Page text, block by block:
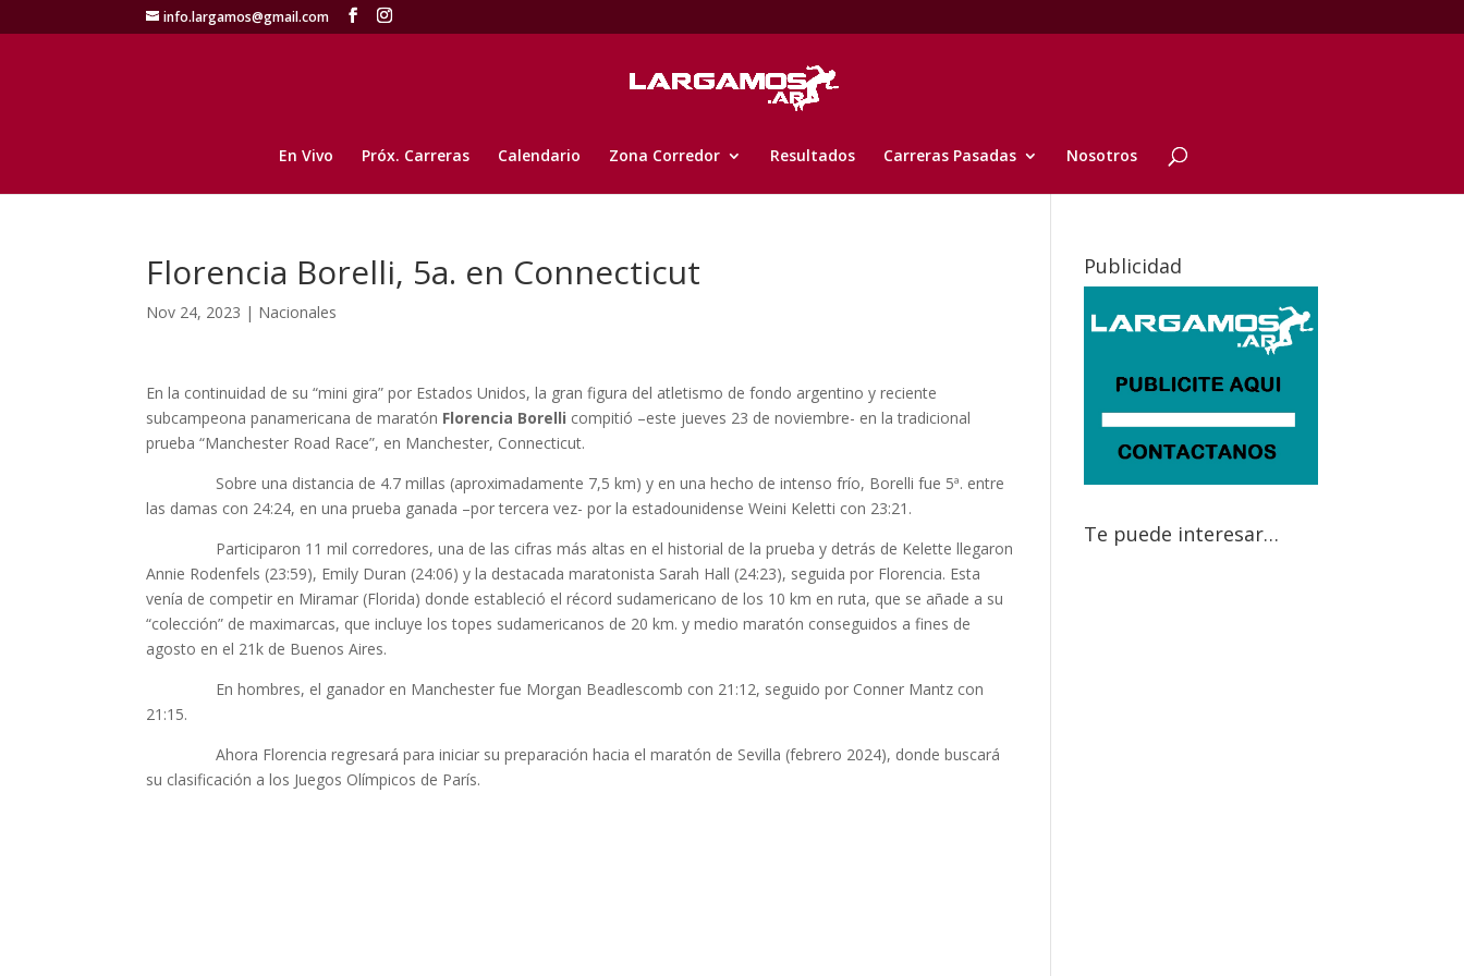
info.largamos@gmail.com
En Vivo Próx. Carreras Calendario Zona Corredor Resultados Carreras Pasadas Nosotros
Florencia Borelli, 5a. en Connecticut
Nov 24, 2023 | Nacionales
En la continuidad de su “mini gira” por Estados Unidos, la gran figura del atletismo de fondo argentino y reciente
subcampeona panamericana de maratón Florencia Borelli compitió –este jueves 23 de noviembre- en la tradicional
prueba “Manchester Road Race”, en Manchester, Connecticut.
Sobre una distancia de 4.7 millas (aproximadamente 7,5 km) y en una hecho de intenso frío, Borelli fue 5ª. entre
las damas con 24:24, en una prueba ganada –por tercera vez- por la estadounidense Weini Keletti con 23:21.
Participaron 11 mil corredores, una de las cifras más altas en el historial de la prueba y detrás de Kelette llegaron
Annie Rodenfels (23:59), Emily Duran (24:06) y la destacada maratonista Sarah Hall (24:23), seguida por Florencia. Esta
venía de competir en Miramar (Florida) donde estableció el récord sudamericano de los 10 km en ruta, que se añade a su
“colección” de maximarcas, que incluye los topes sudamericanos de 20 km. y medio maratón conseguidos a fines de
agosto en el 21k de Buenos Aires.
En hombres, el ganador en Manchester fue Morgan Beadlescomb con 21:12, seguido por Conner Mantz con
21:15.
Ahora Florencia regresará para iniciar su preparación hacia el maratón de Sevilla (febrero 2024), donde buscará
su clasificación a los Juegos Olímpicos de París.
Publicidad
Te puede interesar…